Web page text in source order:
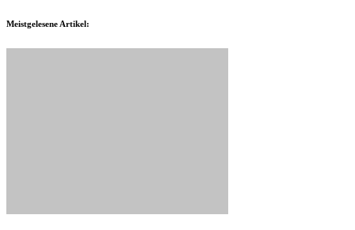
Meistgelesene Artikel: